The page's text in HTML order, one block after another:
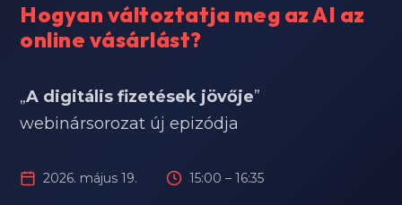
Hogyan változtatja meg az AI az
online vásárlást?
„A digitális fizetések jövője”
webinársorozat új epizódja
2026. május 19. 15:00 – 16:35